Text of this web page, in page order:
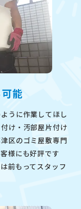
能
うに作業してほし
け・汚部屋片付け
区のゴミ屋敷専門
様にも好評です
前もってスタッフ